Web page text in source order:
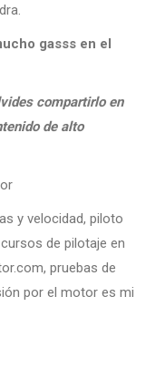
gasss en el
compartirlo en
de alto
y velocidad, piloto
de pilotaje en
pruebas de
por el motor es mi